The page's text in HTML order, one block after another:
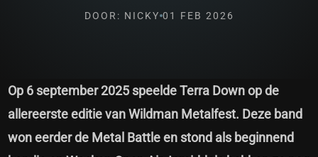
DOOR: NICKY 01 FEB 2026
Op 6 september 2025 speelde Terra Down op de
allereerste editie van Wildman Metalfest. Deze band
won eerder de Metal Battle en stond als beginnend